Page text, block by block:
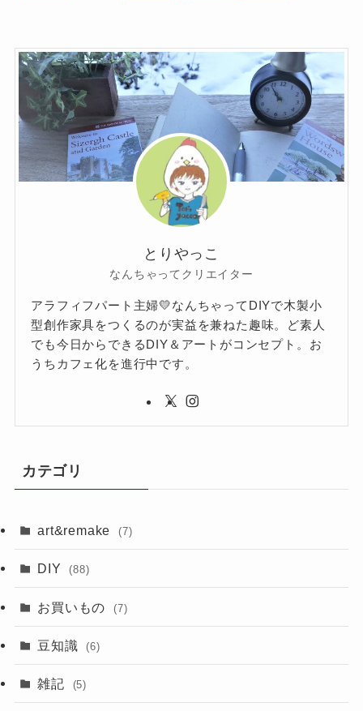
とりやっこ
なんちゃってクリエイター
アラフィフパート主婦💛なんちゃってDIYで木製小
型創作家具をつくるのが実益を兼ねた趣味。ど素人
でも今日からできるDIY＆アートがコンセプト。お
うちカフェ化を進行中です。
カテゴリ
art&remake (7)
DIY (88)
お買いもの (7)
豆知識 (6)
雑記 (5)